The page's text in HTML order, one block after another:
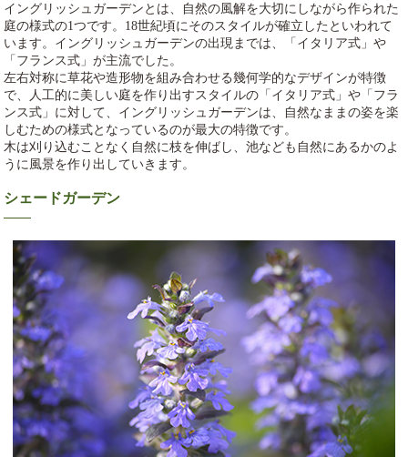
イングリッシュガーデンとは、自然の風解を大切にしながら作られた
庭の様式の1つです。18世紀頃にそのスタイルが確立したといわれて
います。イングリッシュガーデンの出現までは、「イタリア式」や
「フランス式」が主流でした。
左右対称に草花や造形物を組み合わせる幾何学的なデザインが特徴
で、人工的に美しい庭を作り出すスタイルの「イタリア式」や「フラ
ンス式」に対して、イングリッシュガーデンは、自然なままの姿を楽
しむための様式となっているのが最大の特徴です。
木は刈り込むことなく自然に枝を伸ばし、池なども自然にあるかのよ
うに風景を作り出していきます。
シェードガーデン